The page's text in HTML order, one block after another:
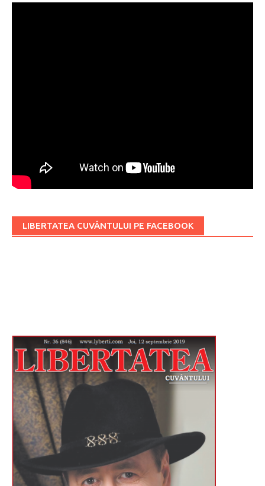
LIBERTATEA CUVÂNTULUI PE FACEBOOK